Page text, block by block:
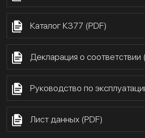
Каталог К377 (PDF)
Декларация о соответствии
Руководство по
Лист данных (PDF)